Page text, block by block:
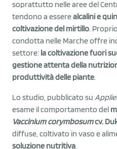
soprattutto nelle aree del
tendono a esserealcalini e
coltivazione del mirtillo.
condotta nelle Marche offre
settore: la coltivazione fuori
gestione attenta della
produttività delle piante.
Lo studio, pubblicato su
esame il comportamento del
Vaccinium corymbosumcv.
diffuse, coltivato in vaso e
soluzione nutritiva.